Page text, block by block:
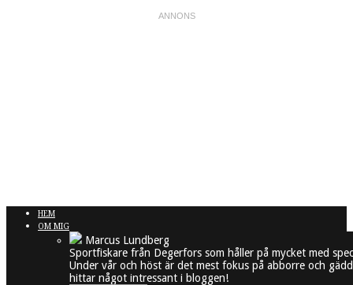
HEM
OM MIG
Marcus Lundberg
Sportfiskare från Degerfors som håller på mycket med
Under vår och höst är det mest fokus på abborre och
hittar något intressant i bloggen!